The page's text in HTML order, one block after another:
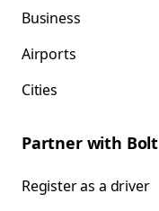
Business
Airports
Cities
Partner with Bolt
Register as a driver